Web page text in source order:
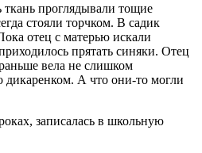
проглядывали тощие
стояли торчком. В садик
отец с матерью искали
прятать синяки. Отец
вела не слишком
дикаренком. А что они-то могли
записалась в школьную